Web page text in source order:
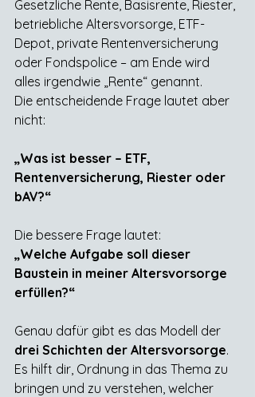
Gesetzliche Rente, Basisrente, Riester,
betriebliche Altersvorsorge, ETF-
Depot, private Rentenversicherung
oder Fondspolice – am Ende wird
alles irgendwie „Rente“ genannt.
Die entscheidende Frage lautet aber
nicht:
„Was ist besser – ETF,
Rentenversicherung, Riester oder
bAV?“
Die bessere Frage lautet:
„Welche Aufgabe soll dieser
Baustein in meiner Altersvorsorge
erfüllen?“
Genau dafür gibt es das Modell der
drei Schichten der Altersvorsorge.
Es hilft dir, Ordnung in das Thema zu
bringen und zu verstehen, welcher